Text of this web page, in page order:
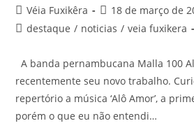
Véia Fuxikêra
18 de março de
destaque / noticias / veia fuxikera
A banda pernambucana Malla 100
recentemente seu novo trabalho.
repertório a música ‘Alô Amor’, a
porém o que eu não entendi…